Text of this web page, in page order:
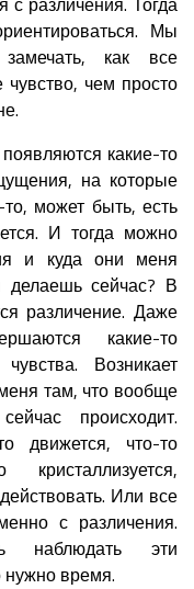
Мы
как все
чем просто
какие-то
на которые
может быть, есть
И тогда можно
и куда они меня
делаешь сейчас? В
различение. Даже
какие-то
Возникает
там, что вообще
происходит.
движется, что-то
Или все
с различения.
наблюдать эти
нужно время.